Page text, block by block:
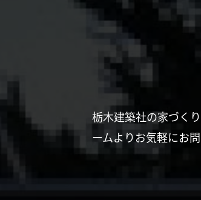
栃木建築社の家づく
ームよりお気軽にお